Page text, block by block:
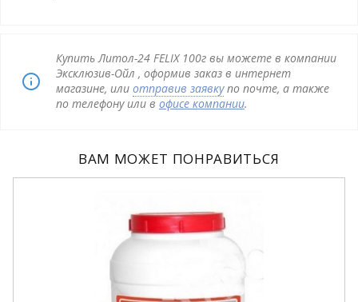
Купить Литол-24 FELIX 100г вы можете в компании
Эксклюзив-Ойл , оформив заказ в интернет
магазине, или отправив заявкупо почте, а также
по телефону или в офисе компании.
ВАМ МОЖЕТ ПОНРАВИТЬСЯ